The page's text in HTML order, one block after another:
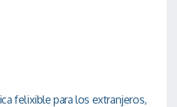
felixible para los extranjeros,